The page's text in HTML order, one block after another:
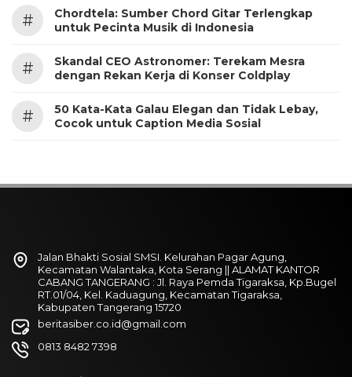
#
Chordtela: Sumber Chord Gitar Terlengkap
untuk Pecinta Musik di Indonesia
#
Skandal CEO Astronomer: Terekam Mesra
dengan Rekan Kerja di Konser Coldplay
#
50 Kata-Kata Galau Elegan dan Tidak Lebay,
Cocok untuk Caption Media Sosial
Jalan Bhakti Sosial SMSI. Kelurahan Pagar Agung,
Kecamatan Walantaka, Kota Serang || ALAMAT KANTOR
CABANG TANGERANG : Jl. Raya Pemda Tigaraksa, Kp.Bugel
RT.01/04, Kel. Kaduagung, Kecamatan Tigaraksa,
Kabupaten Tangerang 15720
beritasiber.co.id@gmail.com
0813 8482 7398